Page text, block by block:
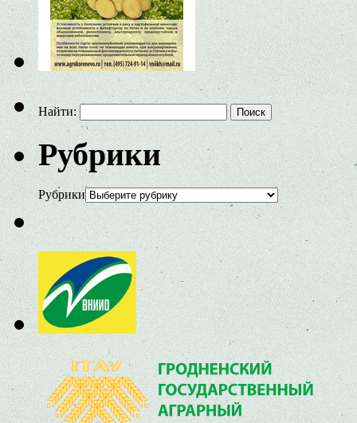
Найти:
Рубрики
Рубрики